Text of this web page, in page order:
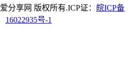
分享网 版权所有.ICP证： 皖ICP备
16022935号-1